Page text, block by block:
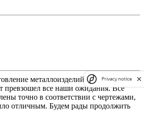
металлоизделий по чертежам у
превзошел все наши ожидания. Все
точно в соответствии с чертежами,
отличным. Будем рады продолжить
Privacy notice